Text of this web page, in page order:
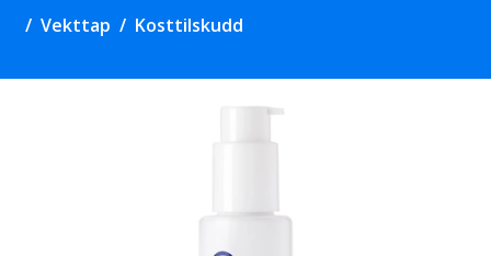
Vekttap Kosttilskudd